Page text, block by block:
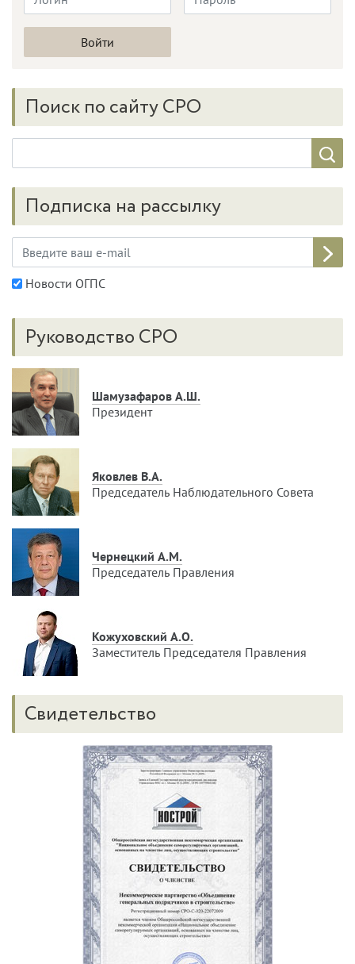
Поиск по сайту СРО
Подписка на рассылку
Новости ОГПС
Руководство СРО
Шамузафаров А.Ш.
Президент
Яковлев В.А.
Председатель Наблюдательного Совета
Чернецкий А.М.
Председатель Правления
Кожуховский А.О.
Заместитель Председателя Правления
Свидетельство